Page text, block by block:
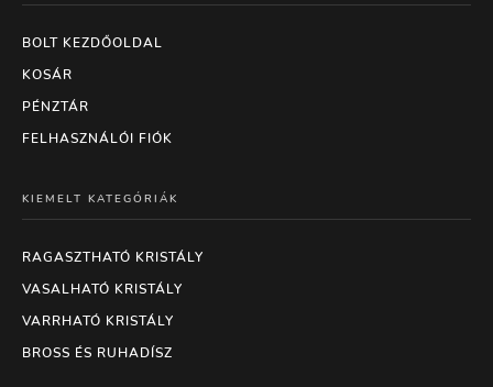
BOLT KEZDŐOLDAL
KOSÁR
PÉNZTÁR
FELHASZNÁLÓI FIÓK
KIEMELT KATEGÓRIÁK
RAGASZTHATÓ KRISTÁLY
VASALHATÓ KRISTÁLY
VARRHATÓ KRISTÁLY
BROSS ÉS RUHADÍSZ